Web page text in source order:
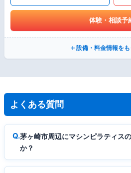
体験・相談予
設備・料金情報を
よくある質問
茅ヶ崎市周辺にマシンピラティス
か？